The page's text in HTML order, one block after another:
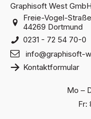
Graphisoft West GmbH
Freie-Vogel-
44269 Dortmund
0231 - 72 54 70-0
info@graphisoft-
Kontaktformular
Mo –
Fr: